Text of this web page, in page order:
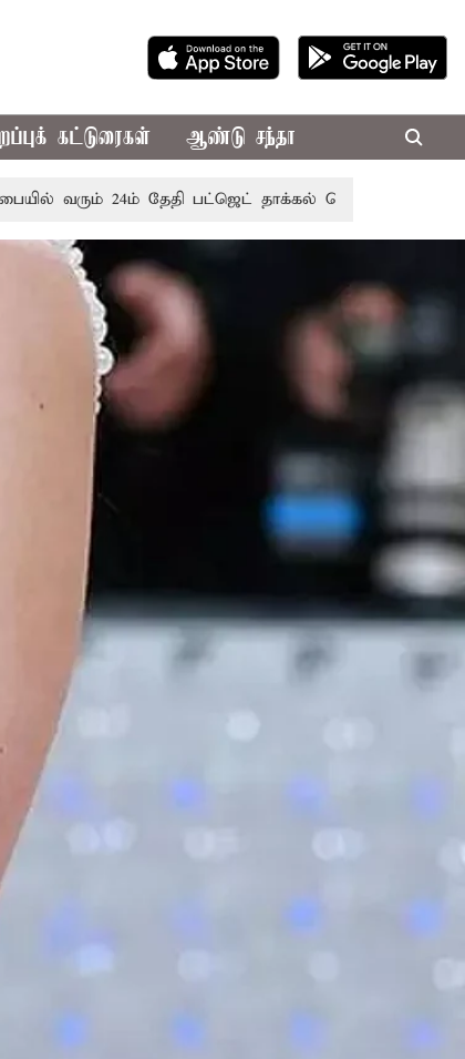
கட்டுரைகள் ஆண்டு சந்தா
24ம் தேதி பட்ஜெட் தாக்கல் செய்கிறார் முதல்-அமைச்சர்